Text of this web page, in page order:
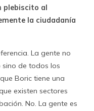
plebiscito al
la ciudadanía
La gente no
de todos los
Boric tiene una
existen sectores
No. La gente es